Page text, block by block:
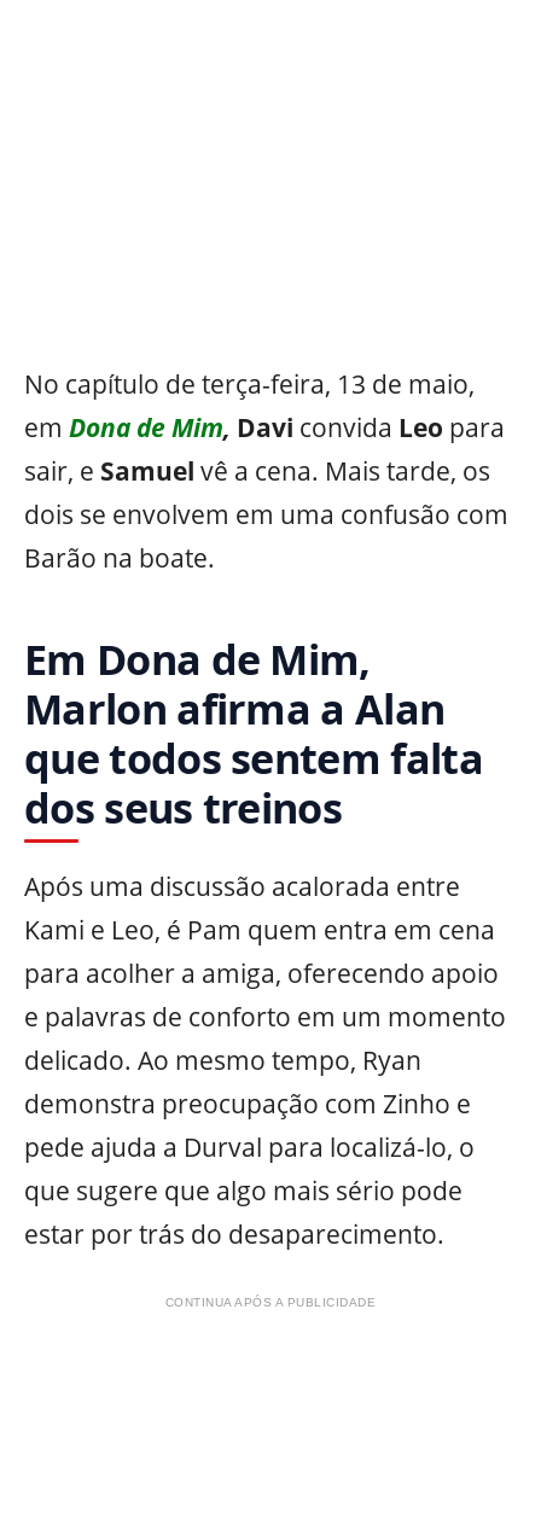
No capítulo de terça-feira, 13 de maio,
em Dona de Mim, Davi convida Leo para
sair, e Samuel vê a cena. Mais tarde, os
dois se envolvem em uma confusão com
Barão na boate.
Em Dona de Mim,
Marlon afirma a Alan
que todos sentem falta
dos seus treinos
Após uma discussão acalorada entre
Kami e Leo, é Pam quem entra em cena
para acolher a amiga, oferecendo apoio
e palavras de conforto em um momento
delicado. Ao mesmo tempo, Ryan
demonstra preocupação com Zinho e
pede ajuda a Durval para localizá-lo, o
que sugere que algo mais sério pode
estar por trás do desaparecimento.
CONTINUA APÓS A PUBLICIDADE